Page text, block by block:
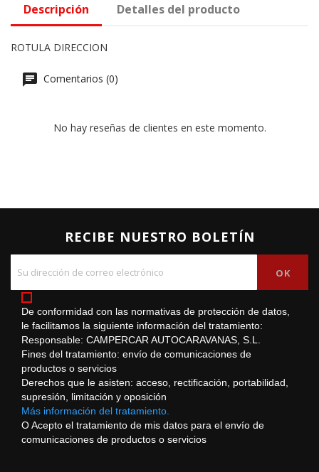
Descripción Detalles del producto
ROTULA DIRECCION
Comentarios (0)
No hay reseñas de clientes en este momento.
RECIBE NUESTRO BOLETÍN
De conformidad con las normativas de protección de datos,
le facilitamos la siguiente información del tratamiento:
Responsable: CAMPERCAR AUTOCARAVANAS, S.L.
Fines del tratamiento: envío de comunicaciones de
productos o servicios
Derechos que le asisten: acceso, rectificación, portabilidad,
supresión, limitación y oposición
Más información del tratamiento.
O Acepto el tratamiento de mis datos para el envío de
comunicaciones de productos o servicios